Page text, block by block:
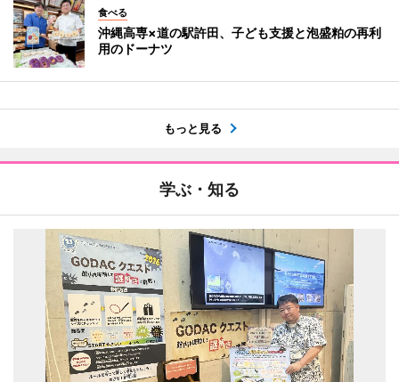
食べる
沖縄高専×道の駅許田、子ども支援と泡盛粕の再利
用のドーナツ
もっと見る
学ぶ・知る